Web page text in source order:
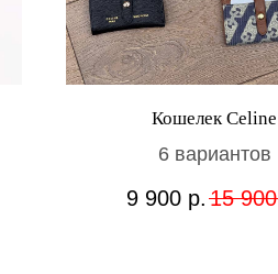
Кошелек Celine
6 вариантов
9 900 р. 15 900